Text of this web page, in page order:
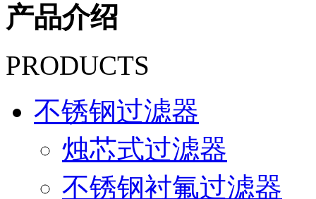
产品介绍
PRODUCTS
不锈钢过滤器
烛芯式过滤器
不锈钢衬氟过滤器